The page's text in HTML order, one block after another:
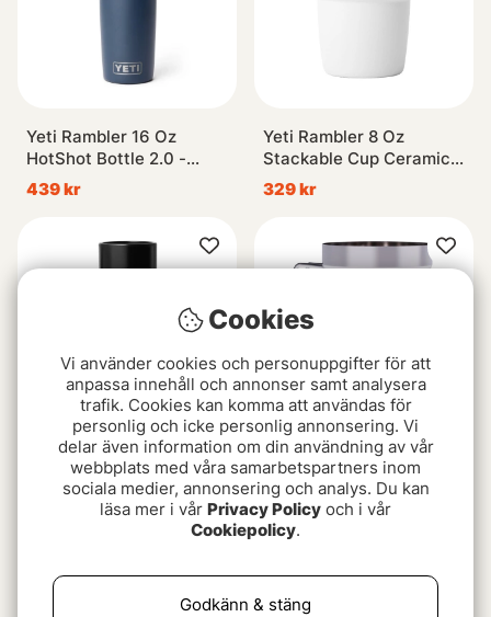
Yeti Rambler 16 Oz
HotShot Bottle 2.0 -
Navy
439 kr
Yeti Rambler 8 Oz
Stackable Cup Ceramic -
White
329 kr
Yeti Rambler 16 Oz
HotShot Bottle 2.0 -
Primus Koppen Trekking
Mug 0.3L Stainless Steel
199 kr
Cookies
Vi använder cookies och personuppgifter för att
anpassa innehåll och annonser samt analysera
trafik. Cookies kan komma att användas för
personlig och icke personlig annonsering. Vi
delar även information om din användning av vår
webbplats med våra samarbetspartners inom
sociala medier, annonsering och analys. Du kan
läsa mer i vår Privacy Policy och i vår
Cookiepolicy.
Godkänn & stäng